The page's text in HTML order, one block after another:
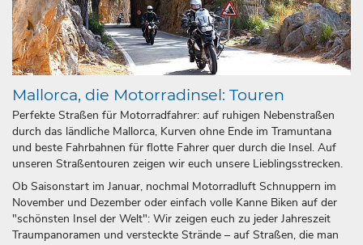
Mallorca, die Motorradinsel: Touren
Perfekte Straßen für Motorradfahrer: auf ruhigen Nebenstraßen
durch das ländliche Mallorca, Kurven ohne Ende im Tramuntana
und beste Fahrbahnen für flotte Fahrer quer durch die Insel. Auf
unseren Straßentouren zeigen wir euch unsere Lieblingsstrecken.
Ob Saisonstart im Januar, nochmal Motorradluft Schnuppern im
November und Dezember oder einfach volle Kanne Biken auf der
"schönsten Insel der Welt": Wir zeigen euch zu jeder Jahreszeit
Traumpanoramen und versteckte Strände – auf Straßen, die man